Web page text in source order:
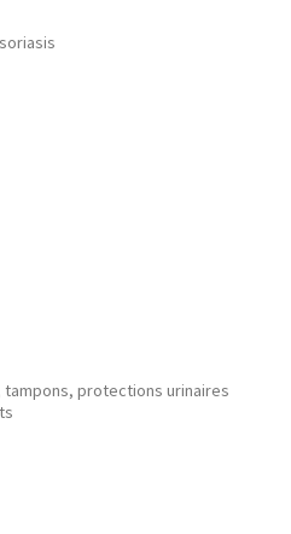
protections urinaires